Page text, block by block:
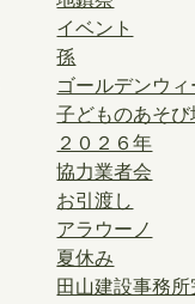
イベント
孫
ゴールデンウィ
子どものあそび
２０２６年
協力業者会
お引渡し
アラウーノ
夏休み
田山建設事務